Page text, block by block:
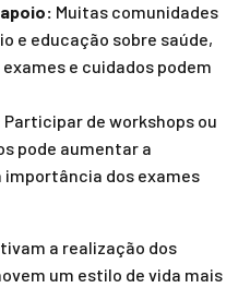
Muitas comunidades
e educação sobre saúde,
e cuidados podem
Participar de workshops ou
pode aumentar a
dos exames
a realização dos
um estilo de vida mais